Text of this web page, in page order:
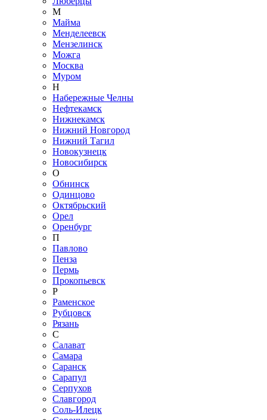
М
Майма
Менделеевск
Мензелинск
Можга
Москва
Муром
Н
Набережные Челны
Нефтекамск
Нижнекамск
Нижний Новгород
Нижний Тагил
Новокузнецк
Новосибирск
О
Обнинск
Одинцово
Октябрьский
Орел
Оренбург
П
Павлово
Пенза
Пермь
Прокопьевск
Р
Раменское
Рубцовск
Рязань
С
Салават
Самара
Саранск
Сарапул
Серпухов
Славгород
Соль-Илецк